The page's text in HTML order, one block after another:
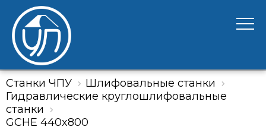
Станки ЧПУ
Шлифовальные станки
Гидравлические круглошлифовальные
станки
GCHE 440x800